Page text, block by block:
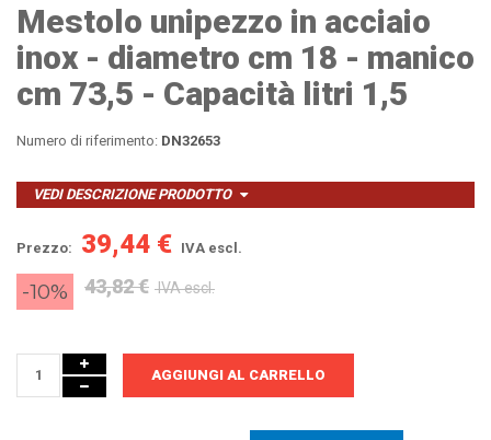
Mestolo unipezzo in acciaio
inox - diametro cm 18 - manico
cm 73,5 - Capacità litri 1,5
Numero di riferimento: DN32653
VEDI DESCRIZIONE PRODOTTO
Prezzo: 39,44 € IVA escl.
-10% 43,82 € IVA escl.
AGGIUNGI AL CARRELLO